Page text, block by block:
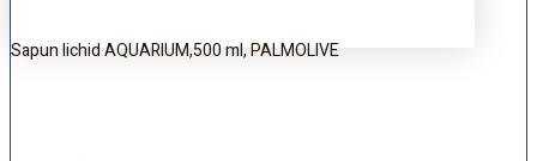
Sapun lichid AQUARIUM,500 ml, PALMOLIVE